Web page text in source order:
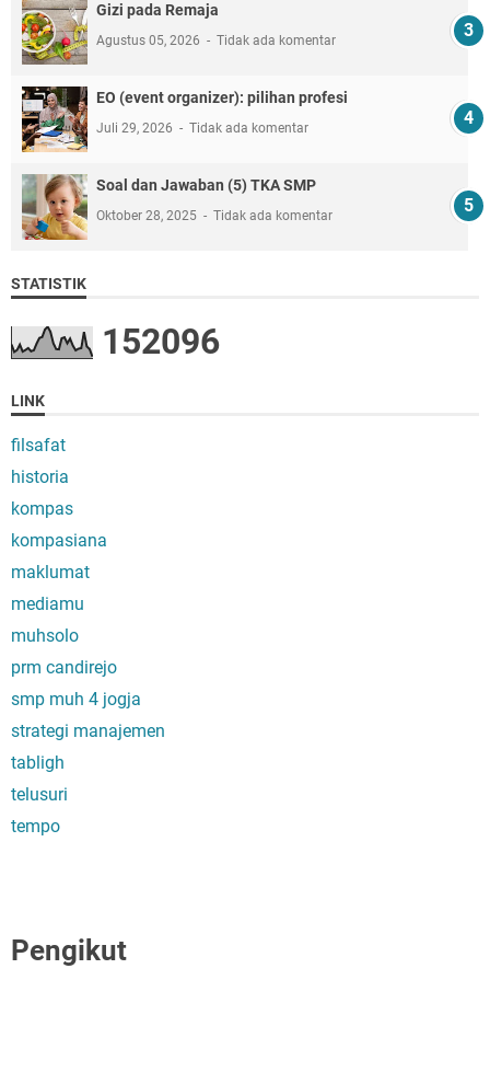
Gizi pada Remaja
Agustus 05, 2026 Tidak ada komentar
EO (event organizer): pilihan profesi
Juli 29, 2026 Tidak ada komentar
Soal dan Jawaban (5) TKA SMP
Oktober 28, 2025 Tidak ada komentar
STATISTIK
152096
LINK
filsafat
historia
kompas
kompasiana
maklumat
mediamu
muhsolo
prm candirejo
smp muh 4 jogja
strategi manajemen
tabligh
telusuri
tempo
Pengikut